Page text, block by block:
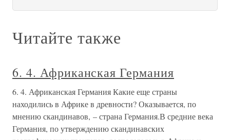
Читайте также
6. 4. Африканская Германия
6. 4. Африканская Германия Какие еще страны
находились в Африке в древности? Оказывается, по
мнению скандинавов, – страна Германия.В средние века
Германия, по утверждению скандинавских